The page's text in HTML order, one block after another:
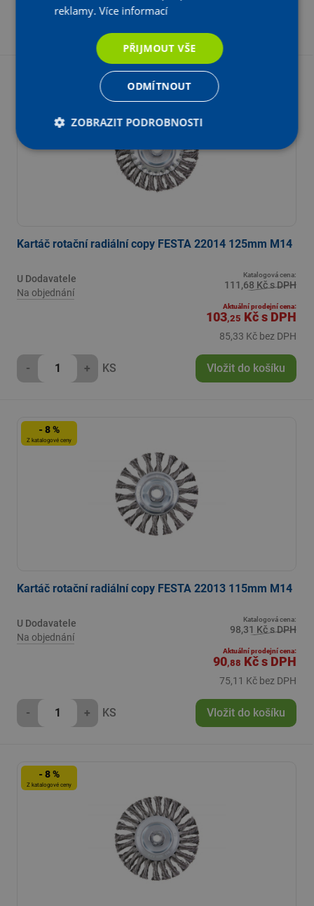
Kartáč rotační radiální copy FESTA 22014 125mm M14
U Dodavatele
Na objednání
Katalogová cena:
111,68 Kč s DPH
Aktuální prodejní cena:
103,25 Kčs DPH
85,33 Kč bez DPH
- + KS Vložit do košíku
- 8 %
Z katalogové ceny
Kartáč rotační radiální copy FESTA 22013 115mm M14
U Dodavatele
Na objednání
Katalogová cena:
98,31 Kč s DPH
Aktuální prodejní cena:
90,88 Kčs DPH
75,11 Kč bez DPH
- + KS Vložit do košíku
- 8 %
Z katalogové ceny
reklamy.Více informací
PŘIJMOUT VŠE
ODMÍTNOUT
ZOBRAZIT PODROBNOSTI